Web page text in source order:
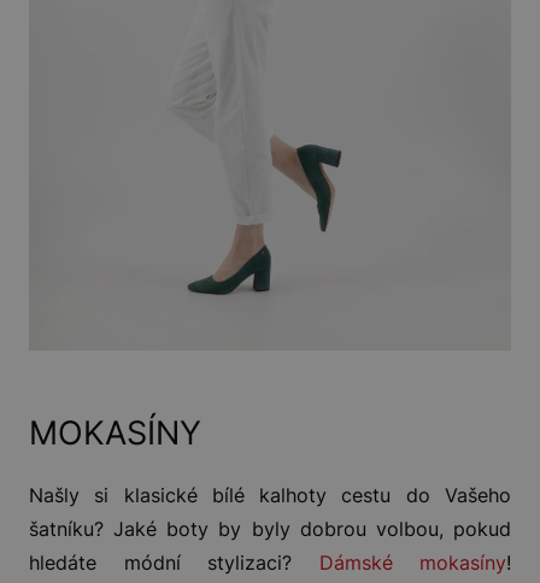
MOKASÍNY
Našly si klasické bílé kalhoty cestu do Vašeho
šatníku? Jaké boty by byly dobrou volbou, pokud
hledáte módní stylizaci? Dámské mokasíny!